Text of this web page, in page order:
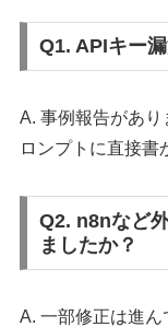
Q1. APIキー
A. 事例報告があ
ロンプトに直接書
Q2. n8nなど
ましたか？
A. 一部修正は進